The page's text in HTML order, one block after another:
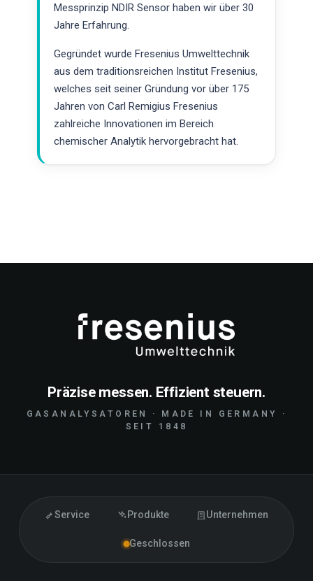
Messprinzip NDIR Sensor haben wir über 30
Jahre Erfahrung.
Gegründet wurde Fresenius Umwelttechnik
aus dem traditionsreichen Institut Fresenius,
welches seit seiner Gründung vor über 175
Jahren von Carl Remigius Fresenius
zahlreiche Innovationen im Bereich
chemischer Analytik hervorgebracht hat.
Präzise messen. Effizient steuern.
GASANALYSATOREN · MADE IN GERMANY ·
SEIT 1848
Service Produkte Unternehmen
Geschlossen